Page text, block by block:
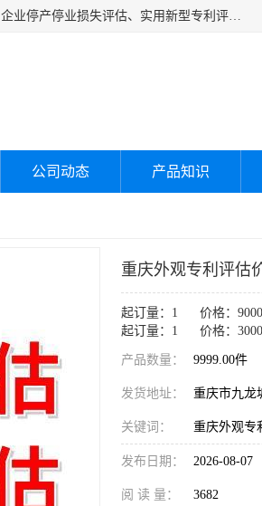
海润资产评估公司从事厂房拆迁评估、厂房资产评估、无形资产评估、房屋资产评估、企业停产停业损失评估、实用新型专利评估、果园资产评估、盆景价值评估、鱼塘资产评估等资产评估；从成立至今我司已经服务了全国几千家公司企业和事业单位，我们有着丰富的房屋、厂房、园林、企业拆迁等评估经验。
公司动态 产品知识
重庆外观专利评估
起订量：1 价格：9000
起订量：1 价格：3000
产品数量： 9999.00件
发货地址： 重庆市九龙
关键词： 重庆外观专
发布日期： 2026-08-07
阅 读 量： 3682